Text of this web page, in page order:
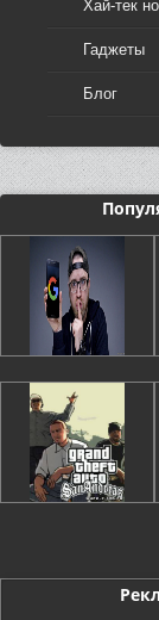
Хай-тек
Гаджеты
Блог